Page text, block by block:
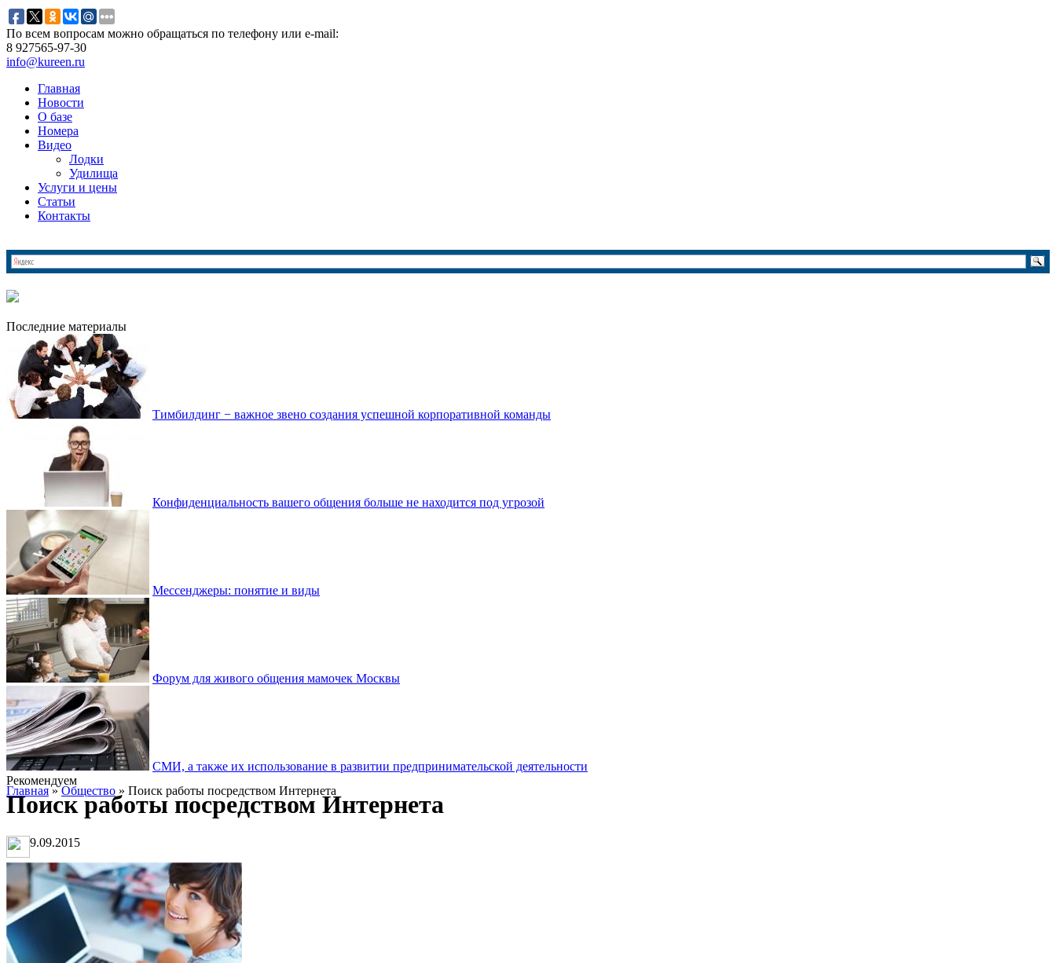
По всем вопросам можно обращаться по телефону или e-mail:
8 927565-97-30
info@kureen.ru
Главная
Новости
О базе
Номера
Видео
Лодки
Удилища
Услуги и цены
Статьи
Контакты
Последние материалы
Тимбилдинг − важное звено создания успешной корпоративной команды
Конфиденциальность вашего общения больше не находится под угрозой
Мессенджеры: понятие и виды
Форум для живого общения мамочек Москвы
СМИ, а также их использование в развитии предпринимательской деятельности
Рекомендуем
Главная»Общество » Поиск работы посредством Интернета
Поиск работы посредством Интернета
9.09.2015